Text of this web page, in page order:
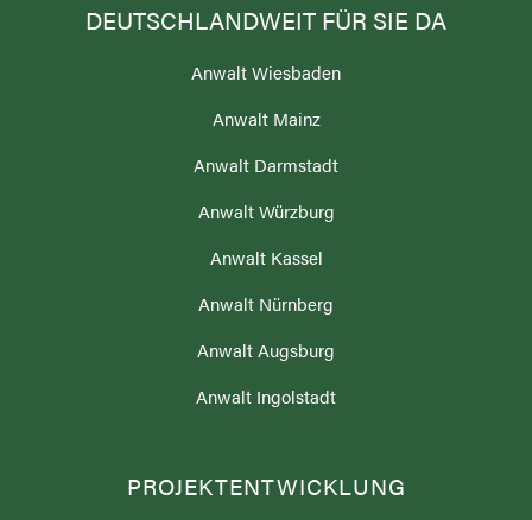
DEUTSCHLANDWEIT FÜR SIE DA
Anwalt Wiesbaden
Anwalt Mainz
Anwalt Darmstadt
Anwalt Würzburg
Anwalt Kassel
Anwalt Nürnberg
Anwalt Augsburg
Anwalt Ingolstadt
PROJEKTENTWICKLUNG